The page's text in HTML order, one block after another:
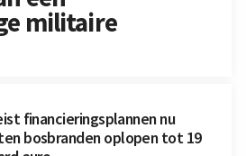
militaire
financieringsplannen nu
bosbranden oplopen tot 19